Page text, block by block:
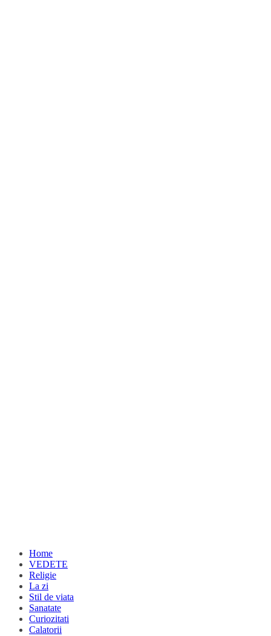
Home
VEDETE
Religie
La zi
Stil de viata
Sanatate
Curiozitati
Calatorii